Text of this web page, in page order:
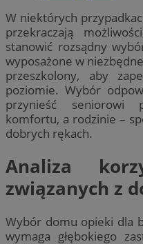
W niektórych
przekraczają
stanowić rozsądny
wyposażone w
przeszkolony, aby
poziomie. Wybór
przynieść seniorowi
komfortu, a rodzinie –
dobrych rękach.
Analiza
związanych z
Wybór domu opieki dla
wymaga głębokiego